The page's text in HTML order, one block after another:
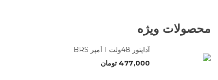
محصولات ویژه
آداپتور 48ولت 1 آمپر BRS
477,000 تومان